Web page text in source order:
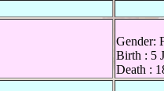
Gender:
Birth : 5
Death :